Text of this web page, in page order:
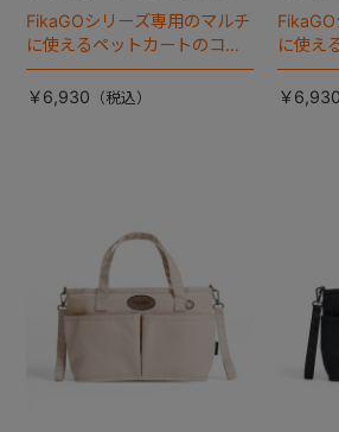
FikaGOシリーズ専用のマルチ
に使えるペットカートのコー
ナークッション登場。
￥6,930
に使え
ナーク
￥6,930